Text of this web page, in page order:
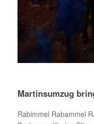
Martinsumzug
Rabimmel Rabammel